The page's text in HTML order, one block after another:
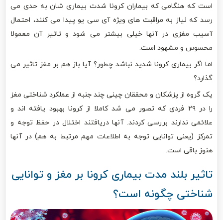
است که هنگامی که بیماران کرونا شدت بیماری شان به حدی می
رسد که نیاز به مراقبت های ویژه آی سی یو پیدا می کنند، احتمال
آسیب مغزی در آنها خیلی بیشتر می شود و تاثیر آن معمولا
محسوس و مشهود است.
اما اگر بیماری کرونا شدید نباشد چطور؟ آیا باز هم بر مغز تاثیر می
گذارد؟
یک گروه از پزشکان و محققان چینی چند جنبه از عملکرد شناختی مغز
را در ۲۹ فردی که تصور می شد کاملا از کرونا بهبود یافته اند و
علائمی ندارند بررسی کردند. آنها دریافتند اختلال در حفظ توجه و
تمرکز (یعنی توانایی توجه به اطلاعات مهم مرتبط به هم) در آنها
هنوز باقی است.
تاثیر بلند مدت بیماری کرونا بر مغز و توانایی
شناختی چگونه است؟